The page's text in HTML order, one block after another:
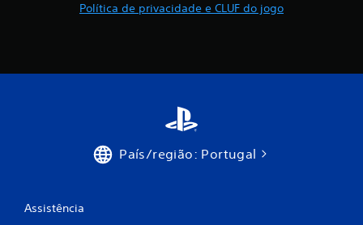
Política de privacidade e CLUF do jogo
País/região: Portugal
Assistência